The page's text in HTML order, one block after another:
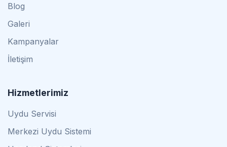
Blog
Galeri
Kampanyalar
İletişim
Hizmetlerimiz
Uydu Servisi
Merkezi Uydu Sistemi